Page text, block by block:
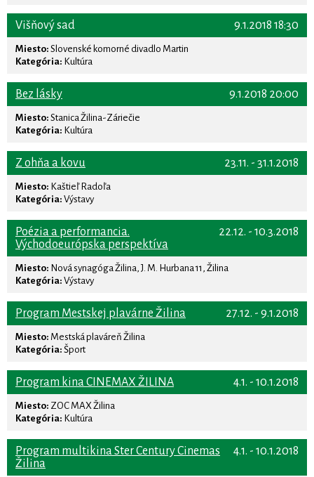
9.1.2018 18:30
Višňový sad
Miesto: Slovenské komorné divadlo Martin
Kategória: Kultúra
9.1.2018 20:00
Bez lásky
Miesto: Stanica Žilina-Záriečie
Kategória: Kultúra
23.11. - 31.1.2018
Z ohňa a kovu
Miesto: Kaštieľ Radoľa
Kategória: Výstavy
22.12. - 10.3.2018
Poézia a performancia.
Východoeurópska perspektíva
Miesto: Nová synagóga Žilina, J. M. Hurbana 11, Žilina
Kategória: Výstavy
27.12. - 9.1.2018
Program Mestskej plavárne Žilina
Miesto: Mestská plaváreň Žilina
Kategória: Šport
4.1. - 10.1.2018
Program kina CINEMAX ŽILINA
Miesto: ZOC MAX Žilina
Kategória: Kultúra
4.1. - 10.1.2018
Program multikina Ster Century Cinemas
Žilina